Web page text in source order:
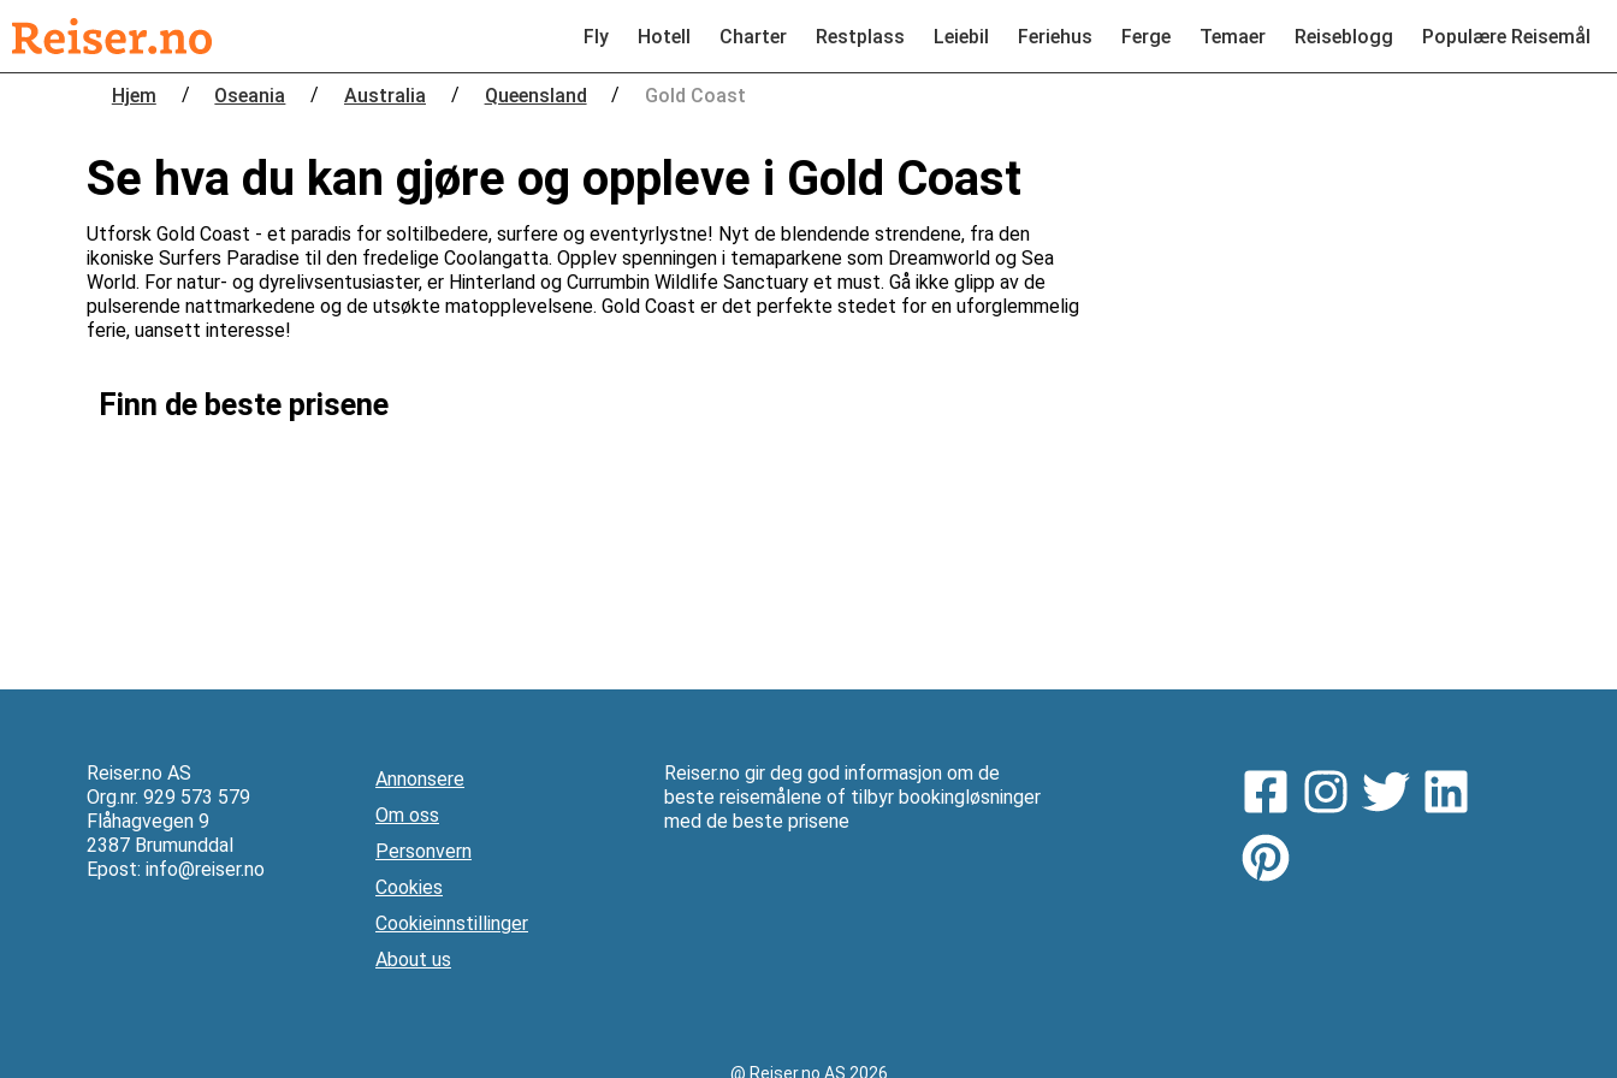
Fly Hotell Charter Restplass Leiebil Feriehus Ferge Temaer Reiseblogg Populære Reisemål
Hjem / Oseania / Australia / Queensland / Gold Coast
Se hva du kan gjøre og oppleve i Gold Coast
Utforsk Gold Coast - et paradis for soltilbedere, surfere og eventyrlystne! Nyt de blendende strendene, fra den
ikoniske Surfers Paradise til den fredelige Coolangatta. Opplev spenningen i temaparkene som Dreamworld og Sea
World. For natur- og dyrelivsentusiaster, er Hinterland og Currumbin Wildlife Sanctuary et must. Gå ikke glipp av de
pulserende nattmarkedene og de utsøkte matopplevelsene. Gold Coast er det perfekte stedet for en uforglemmelig
ferie, uansett interesse!
Finn de beste prisene
Reiser.no AS
Org.nr. 929 573 579
Flåhagvegen 9
2387 Brumunddal
Epost: info@reiser.no
Annonsere
Om oss
Personvern
Cookies
Cookieinnstillinger
About us
Reiser.no gir deg god informasjon om de
beste reisemålene of tilbyr bookingløsninger
med de beste prisene
@ Reiser.no AS 2026